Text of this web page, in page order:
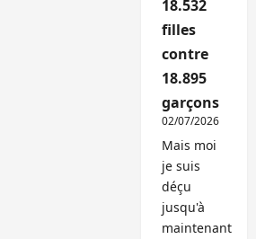
18.532
filles
contre
18.895
garçons
02/07/2026
Mais moi
je suis
déçu
jusqu'à
maintenant